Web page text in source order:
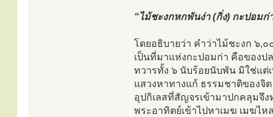
“ไม้ชะงกหกพันง่า (กิ่ง) กะปอม
โดยอธิบายว่า คำว่าไม้ชะงก ๖,
เป็นที่มาแห่งกะปอมก่า คือของป
ทวารทั้ง ๖ นับร้อยนับพัน มิใช่แต่
แสวงหาทางแก้ ธรรมชาติของจิ
อุปกิเลสที่สัญจรเข้ามาปกคลุมจึ
พระอาทิตย์เข้าไปหาเมฆ เมฆไ